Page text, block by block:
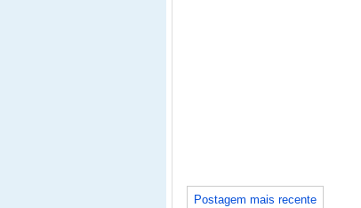
Postagem mais recente